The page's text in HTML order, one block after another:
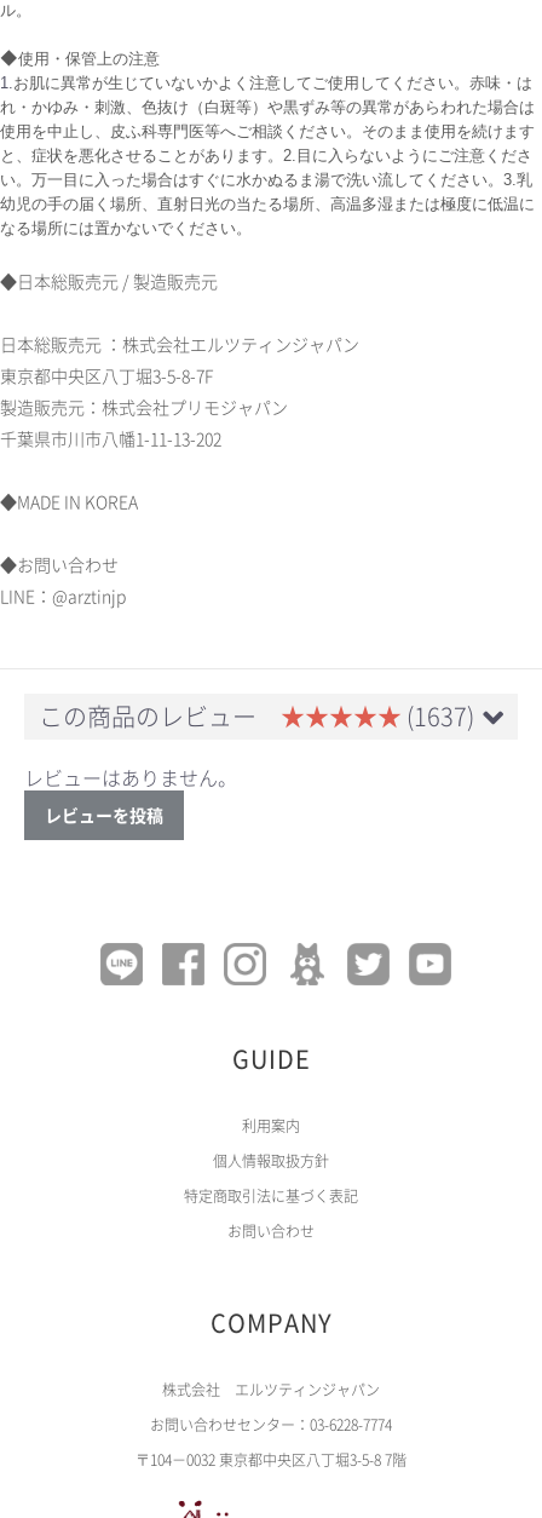
ル。
◆使用・保管上の注意
1.お肌に異常が生じていないかよく注意してご使用してください。赤味・は
れ・かゆみ・刺激、色抜け（白斑等）や黒ずみ等の異常があらわれた場合は
使用を中止し、皮ふ科専門医等へご相談ください。そのまま使用を続けます
と、症状を悪化させることがあります。 2. 目に入らないようにご注意くださ
い。万一目に入った場合はすぐに水かぬるま湯で洗い流してください。 3.乳
幼児の手の届く場所、直射日光の当たる場所、高温多湿または極度に低温に
なる場所には置かないでください。
◆日本総販売元 / 製造販売元
日本総販売元 ：株式会社エルツティンジャパン
東京都中央区八丁堀3-5-8-7F
製造販売元：株式会社プリモジャパン
千葉県市川市八幡1-11-13-202
◆MADE IN KOREA
◆お問い合わせ
LINE：@arztinjp
この商品のレビュー ★★★★★ (1637)
レビューはありません。
レビューを投稿
GUIDE
利用案内
個人情報取扱方針
特定商取引法に基づく表記
お問い合わせ
COMPANY
株式会社 エルツティンジャパン
お問い合わせセンター：03-6228-7774
〒104－0032 東京都中央区八丁堀3-5-8 7階